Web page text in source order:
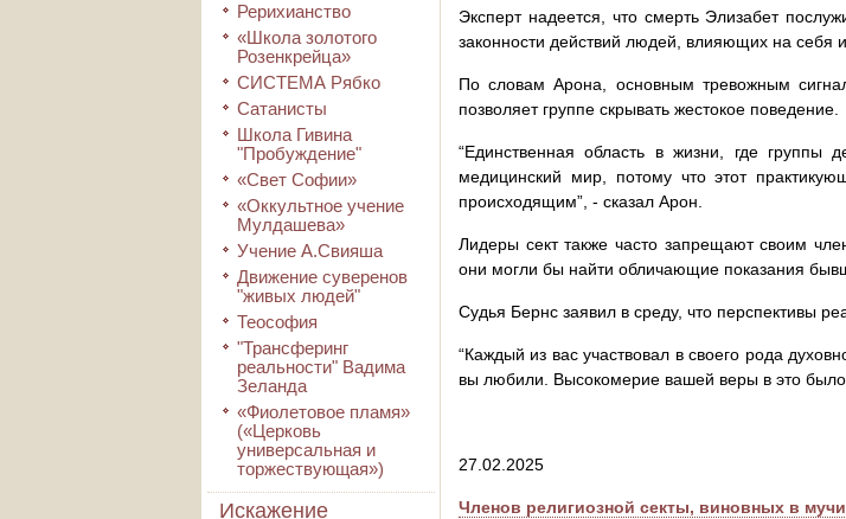
Рерихианство
«Школа золотого
Розенкрейца»
СИСТЕМА Рябко
Сатанисты
Школа Гивина
"Пробуждение"
«Свет Софии»
«Оккультное учение
Мулдашева»
Учение А.Свияша
Движение суверенов
"живых людей"
Теософия
"Трансферинг
реальности" Вадима
Зеланда
«Фиолетовое пламя»
(«Церковь
универсальная и
торжествующая»)
Искажение
Эксперт надеется, что смерть Элизабет
законности действий людей, влияющих на себя
По словам Арона, основным тревожным
позволяет группе скрывать жестокое поведение.
“Единственная область в жизни, где группы
медицинский мир, потому что этот
происходящим”, - сказал Арон.
Лидеры сект также часто запрещают своим
они могли бы найти обличающие показания
Судья Бернс заявил в среду, что перспективы
“Каждый из вас участвовал в своего рода
вы любили. Высокомерие вашей веры в это
27.02.2025
Членов религиозной секты, виновных в